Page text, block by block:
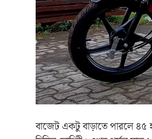
বাজেট একটু বাড়াতে পারলে ৪৫